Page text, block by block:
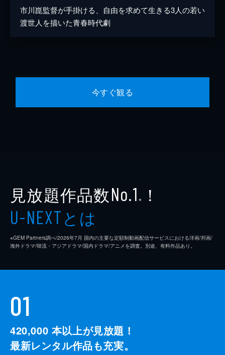
市川崑監督が手掛ける、自由を求めて生きる3人の若い
渡世人を描いた青春時代劇
今すぐ観る
見放題作品数No.1 ※ ！
U-NEXTとは
※GEM Partners調べ/2026年7⽉ 国内の主要な定額制動画配信サービスにおける洋画/邦画/
海外ドラマ/韓流・アジアドラマ/国内ドラマ/アニメを調査。別途、有料作品あり。
01
420,000 本以上が見放題！
最新レンタル作品も充実。